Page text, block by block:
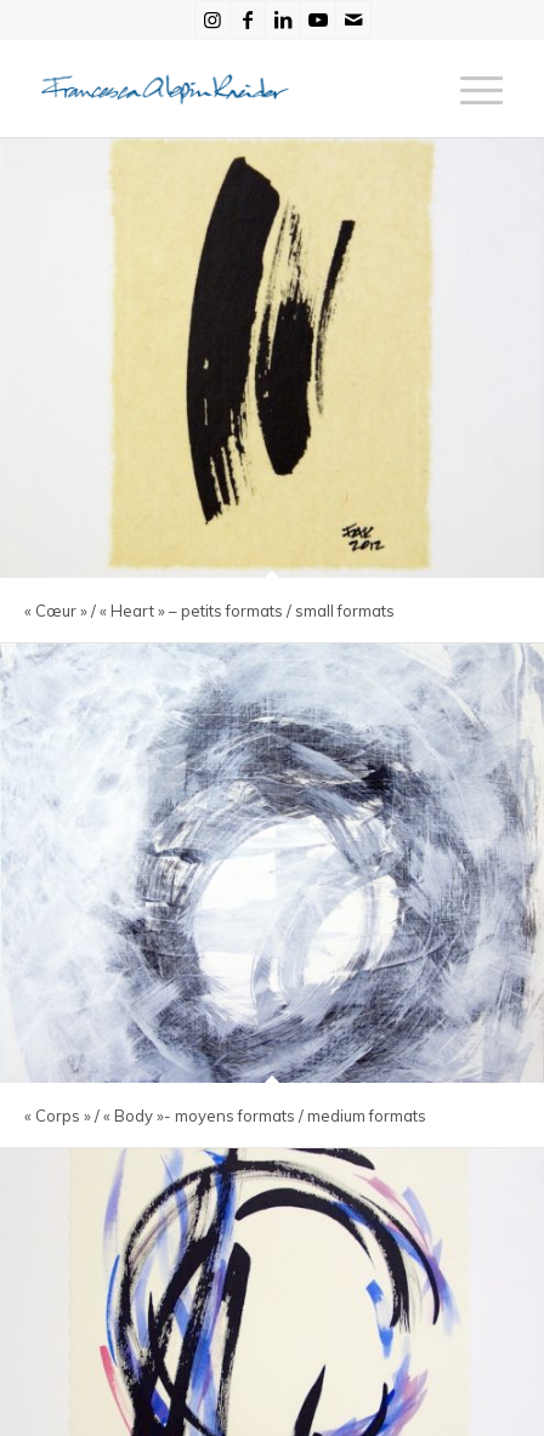
« Cœur » / « Heart » – petits formats / small formats
« Corps » / « Body »- moyens formats / medium formats